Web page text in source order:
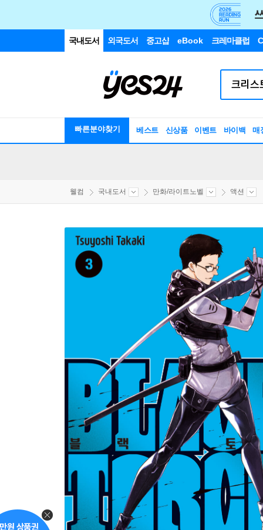
국내도서 외국도서 중고샵 eBook 크레마클럽
빠른분야찾기 베스트 신상품 이벤트 바이백 매
웰컴 국내도서 만화/라이트노벨 액션